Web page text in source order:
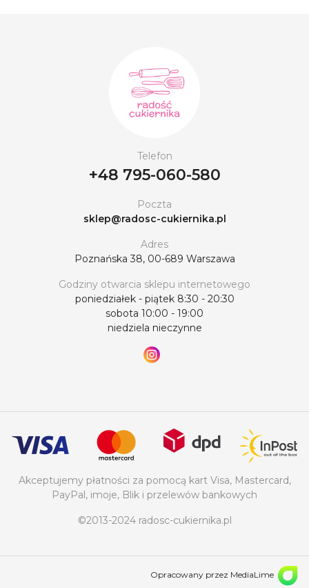
Telefon
+48 795-060-580
Poczta
sklep@radosc-cukiernika.pl
Adres
Poznańska 38, 00-689 Warszawa
Godziny otwarcia sklepu internetowego
poniedziałek - piątek 8:30 - 20:30
sobota 10:00 - 19:00
niedziela nieczynne
Akceptujemy płatności za pomocą kart Visa, Mastercard,
PayPal, imoje, Blik i przelewów bankowych
©2013-2024 radosc-cukiernika.pl
Opracowany przez MediaLime